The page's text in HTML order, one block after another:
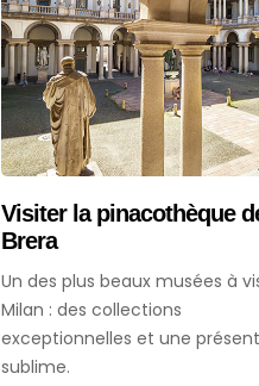
Visiter la pinacothèque
Brera
Un des plus beaux musées à
Milan : des collections
exceptionnelles et une
sublime.